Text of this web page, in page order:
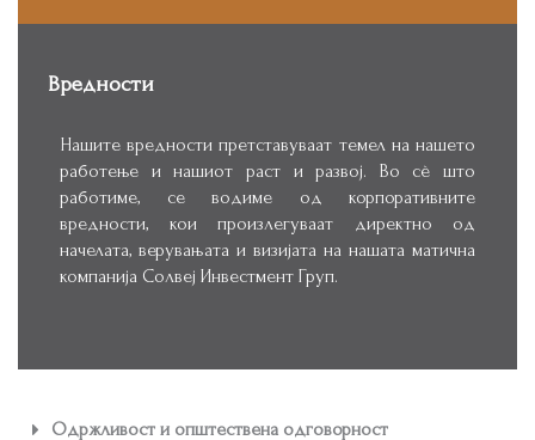
Вредности
Нашите вредности претставуваат темел на нашето
работење и нашиот раст и развој. Во сè што
работиме, се водиме од корпоративните
вредности, кои произлегуваат директно од
начелата, верувањата и визијата на нашата матична
компанија Солвеј Инвестмент Груп.
Одржливост и општествена одговорност